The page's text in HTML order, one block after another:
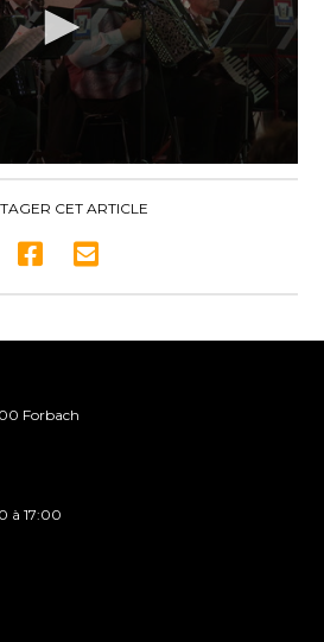
CET ARTICLE
Forbach
à 17:00